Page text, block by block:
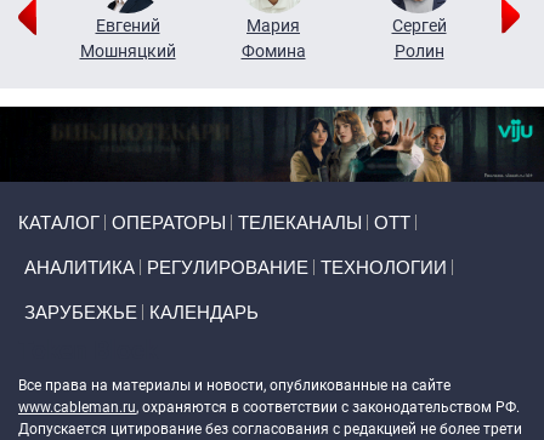
Евгений
Мошняцкий
Мария
Фомина
Сергей
Ролин
КАТАЛОГ ОПЕРАТОРЫ ТЕЛЕКАНАЛЫ ОТТ
АНАЛИТИКА РЕГУЛИРОВАНИЕ ТЕХНОЛОГИИ
ЗАРУБЕЖЬЕ КАЛЕНДАРЬ
Все права на материалы и новости, опубликованные на сайте
www.cableman.ru, охраняются в соответствии с законодательством РФ.
Допускается цитирование без согласования с редакцией не более трети